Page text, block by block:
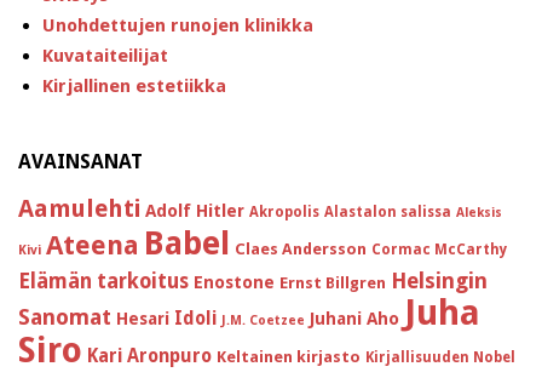
Unohdettujen runojen klinikka
Kuvataiteilijat
Kirjallinen estetiikka
AVAINSANAT
Aamulehti Adolf Hitler Akropolis Alastalon salissa Aleksis
Kivi Ateena Babel Claes Andersson Cormac McCarthy
Elämän tarkoitus Enostone Ernst Billgren Helsingin
Sanomat Hesari Idoli J.M. Coetzee Juhani Aho Juha
Siro Kari Aronpuro Keltainen kirjasto Kirjallisuuden Nobel